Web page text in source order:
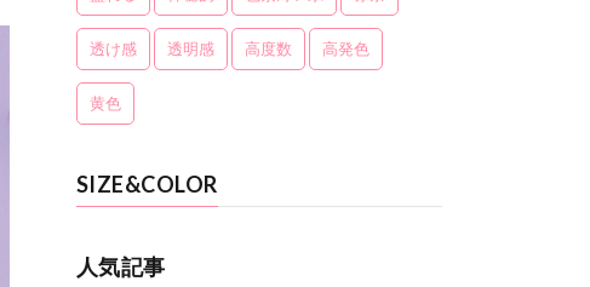
透け感 透明感 高度数 高発色
黄色
SIZE&COLOR
人気記事